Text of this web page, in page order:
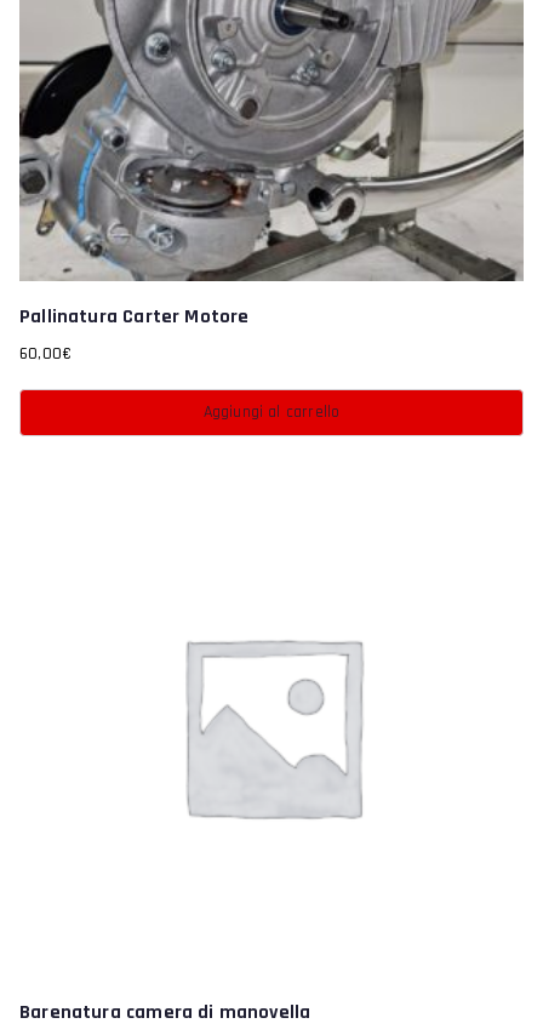
Pallinatura Carter Motore
60,00€
Aggiungi al carrello
Barenatura camera di manovella